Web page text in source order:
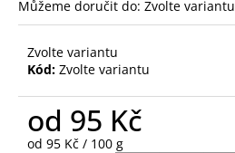
Můžeme doručit do: Zvolte variantu
Zvolte variantu
Kód: Zvolte variantu
od 95 Kč
Měrná
od 95 Kč / 100 g
r
u
j
m